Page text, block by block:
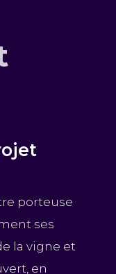
porteuse
ses
la vigne et
en